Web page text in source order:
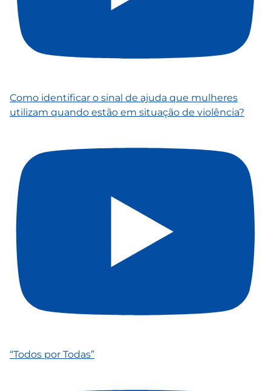
Como identificar o sinal de ajuda que mulheres
utilizam quando estão em situação de violência?
“Todos por Todas”